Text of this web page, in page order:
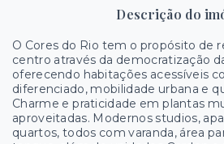
Descrição do
O Cores do Rio tem o propósito de
centro através da democratização
oferecendo habitações acessíveis
diferenciado, mobilidade urbana e
Charme e praticidade em plantas
aproveitadas. Modernos studios,
quartos, todos com varanda, área